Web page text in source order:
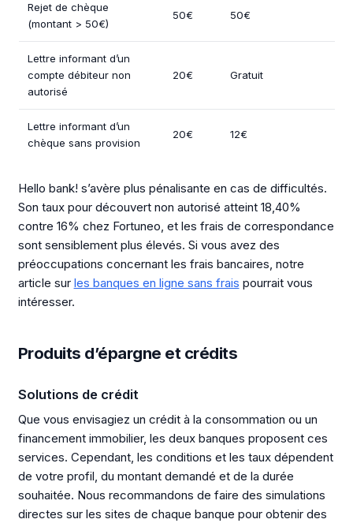
Rejet de chèque
(montant > 50€)
50€ 50€
Lettre informant d’un
compte débiteur non
autorisé
20€ Gratuit
Lettre informant d’un
chèque sans provision
20€ 12€
Hello bank! s’avère plus pénalisante en cas de difficultés.
Son taux pour découvert non autorisé atteint 18,40%
contre 16% chez Fortuneo, et les frais de correspondance
sont sensiblement plus élevés. Si vous avez des
préoccupations concernant les frais bancaires, notre
article sur les banques en ligne sans frais pourrait vous
intéresser.
Produits d’épargne et crédits
Solutions de crédit
Que vous envisagiez un crédit à la consommation ou un
financement immobilier, les deux banques proposent ces
services. Cependant, les conditions et les taux dépendent
de votre profil, du montant demandé et de la durée
souhaitée. Nous recommandons de faire des simulations
directes sur les sites de chaque banque pour obtenir des